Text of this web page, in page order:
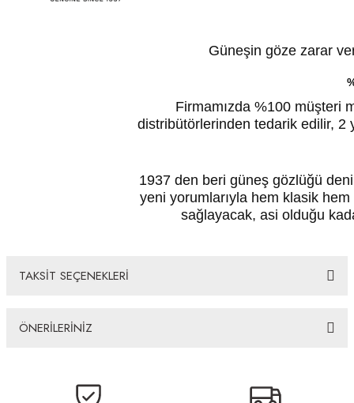
Güneşin göze zarar
Firmamızda %100 müşteri
distribütörlerinden tedarik edilir, 2
1937 den beri güneş gözlüğü
yeni yorumlarıyla hem klasik
sağlayacak, asi olduğu
TAKSİT SEÇENEKLERİ
ÖNERİLERİNİZ
yetersiz gördüğünüz noktaları öneri formunu kullanarak tarafımıza